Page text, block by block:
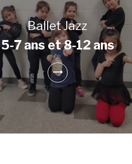
Ballet Jazz
5-7 ans et 8-12 ans